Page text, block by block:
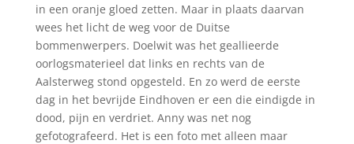
in een oranje gloed zetten. Maar in plaats daarvan
wees het licht de weg voor de Duitse
bommenwerpers. Doelwit was het geallieerde
oorlogsmaterieel dat links en rechts van de
Aalsterweg stond opgesteld. En zo werd de eerste
dag in het bevrijde Eindhoven er een die eindigde in
dood, pijn en verdriet. Anny was net nog
gefotografeerd. Het is een foto met alleen maar